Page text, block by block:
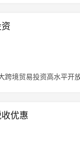
跨境贸易投资高水平开
优惠